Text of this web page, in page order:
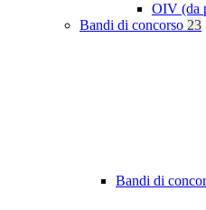
OIV (da
Bandi di concorso 23
Bandi di